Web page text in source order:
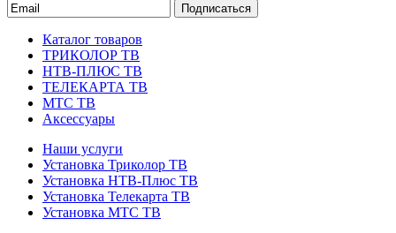
Подписаться
Каталог товаров
ТРИКОЛОР ТВ
НТВ-ПЛЮС ТВ
ТЕЛЕКАРТА ТВ
МТС ТВ
Аксессуары
Наши услуги
Установка Триколор ТВ
Установка НТВ-Плюс ТВ
Установка Телекарта ТВ
Установка МТС ТВ